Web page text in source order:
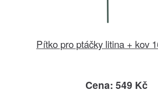
Pítko pro ptáčky litina + kov
Cena: 549 Kč